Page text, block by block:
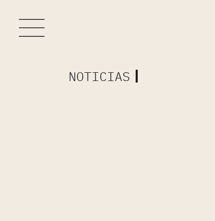
NOTICIAS